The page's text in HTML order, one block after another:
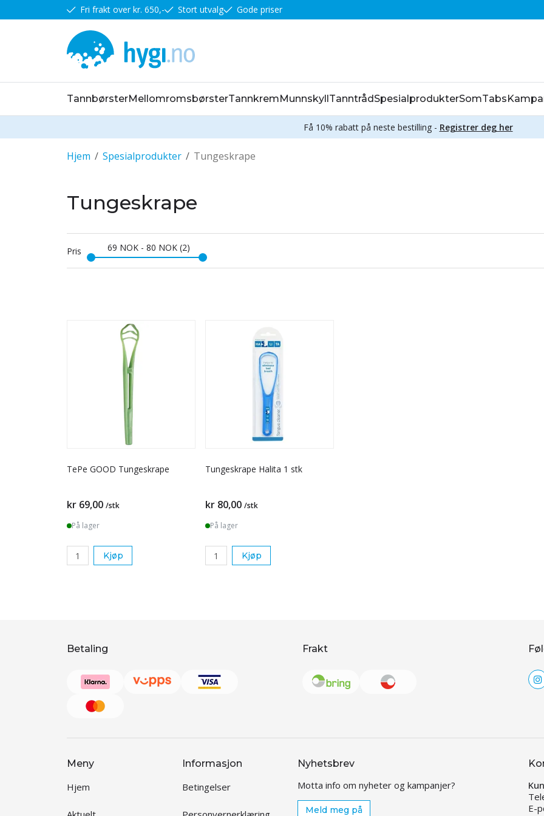
Fri frakt over kr. 650,- Stort utvalg Gode priser
TannbørsterMellomromsbørsterTannkremMunnskyllTanntrådSpesialprodukterSomTabs
Få 10% rabatt på neste bestilling - Registrer deg her
/
Hjem /
Spesialprodukter Tungeskrape
Tungeskrape
Pris 69 NOK - 80 NOK 2
TePe GOOD Tungeskrape
kr 69,00 /stk
På lager
Kjøp
Tungeskrape Halita 1 stk
kr 80,00 /stk
På lager
Kjøp
Betaling Frakt
Meny
Hjem
Informasjon
Betingelser
Nyhetsbrev
Motta info om nyheter og kampanjer?
Meld meg på
E-